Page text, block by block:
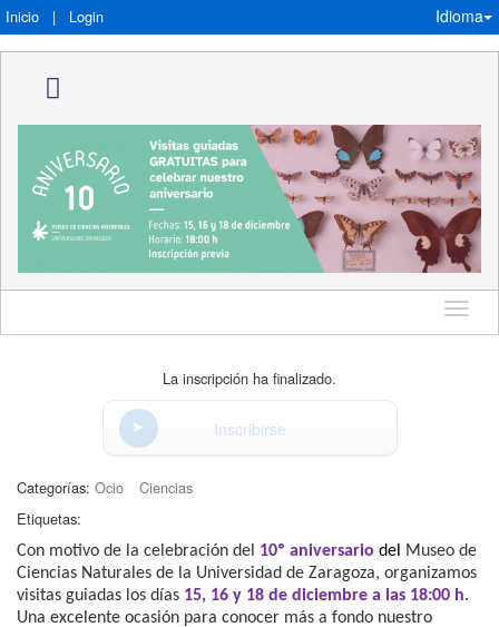
Inicio | Login Idioma
Idioma
La inscripción ha finalizado.
Inscribirse
Categorías: Ocio
Ciencias
Etiquetas:
Con motivo de la celebración del 10º aniversario del Museo de
Ciencias Naturales de la Universidad de Zaragoza, organizamos
visitas guiadas los días 15, 16 y 18 de diciembre a las 18:00 h.
Una excelente ocasión para conocer más a fondo nuestro